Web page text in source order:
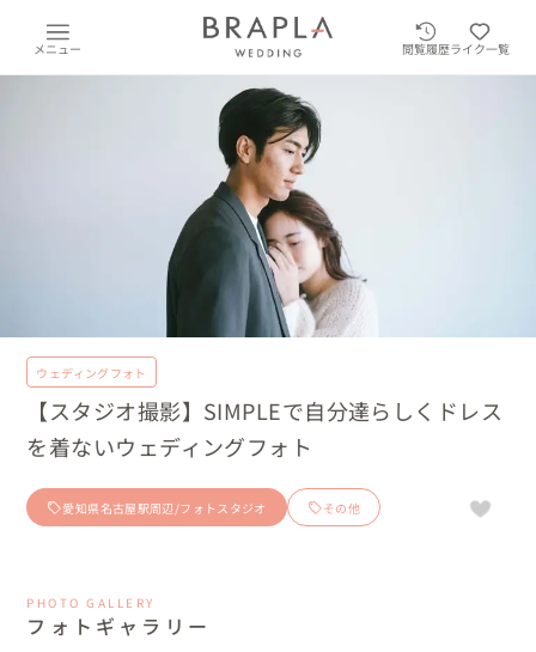
メニュー 閲覧履歴ライク一覧
ウェディングフォト
【スタジオ撮影】SIMPLEで自分達らしくドレス
を着ないウェディングフォト
愛知県名古屋駅周辺/フォトスタジオ その他
PHOTO GALLERY
フォトギャラリー